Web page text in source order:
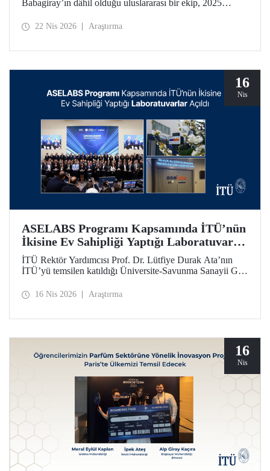
Babagiray’ın dâhil olduğu uluslararası bir ekip, 2025
yangınları mercek altına alan bir çalışmaya imza attı.
odaklı yayın organı olan Nature Cities’te yayımlandı.
22 Nis 2026 Araştırma
16
Nis
ASELABS Programı Kapsamında İTÜ’nün
İkisine Ev Sahipliği Yaptığı Laboratuvarlar
Açıldı
İTÜ Rektör Yardımcısı Prof. Dr. Lütfiye Durak Ata’nın
İTÜ’yü temsilen katıldığı Üniversite-Savunma Sanayii Güç
yapıldı. ASELABS kapsamındaki “RF Mikrodalga
16 Nis 2026 Araştırma
16
Nis